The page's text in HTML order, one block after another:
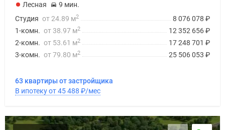
Лесная
9 мин.
8 076 078 ₽
Студия от 24.89 м2
12 352 656₽
1-комн. от 38.97 м2
17 248 701 ₽
2-комн. от 53.61 м2
25 506 053 ₽
3-комн. от 79.80 м2
63 квартиры от застройщика
В ипотеку от 45 488 ₽/мес